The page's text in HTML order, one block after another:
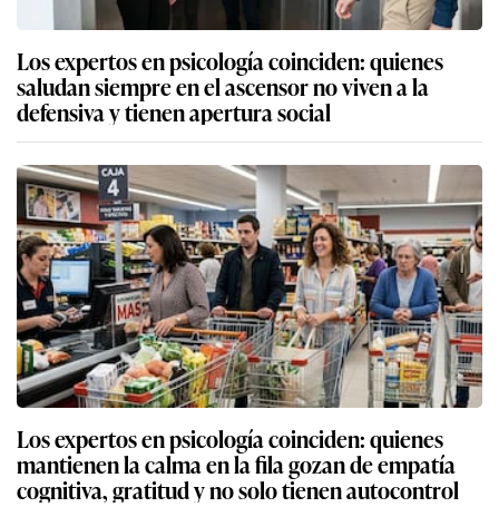
Los expertos en psicología coinciden: quienes
saludan siempre en el ascensor no viven a la
defensiva y tienen apertura social
Los expertos en psicología coinciden: quienes
mantienen la calma en la fila gozan de empatía
cognitiva, gratitud y no solo tienen autocontrol